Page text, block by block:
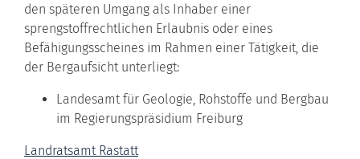
den späteren Umgang als Inhaber einer
sprengstoffrechtlichen Erlaubnis oder eines
Befähigungsscheines im Rahmen einer Tätigkeit, die
der Bergaufsicht unterliegt:
Landesamt für Geologie, Rohstoffe und Bergbau
im Regierungspräsidium Freiburg
Landratsamt Rastatt